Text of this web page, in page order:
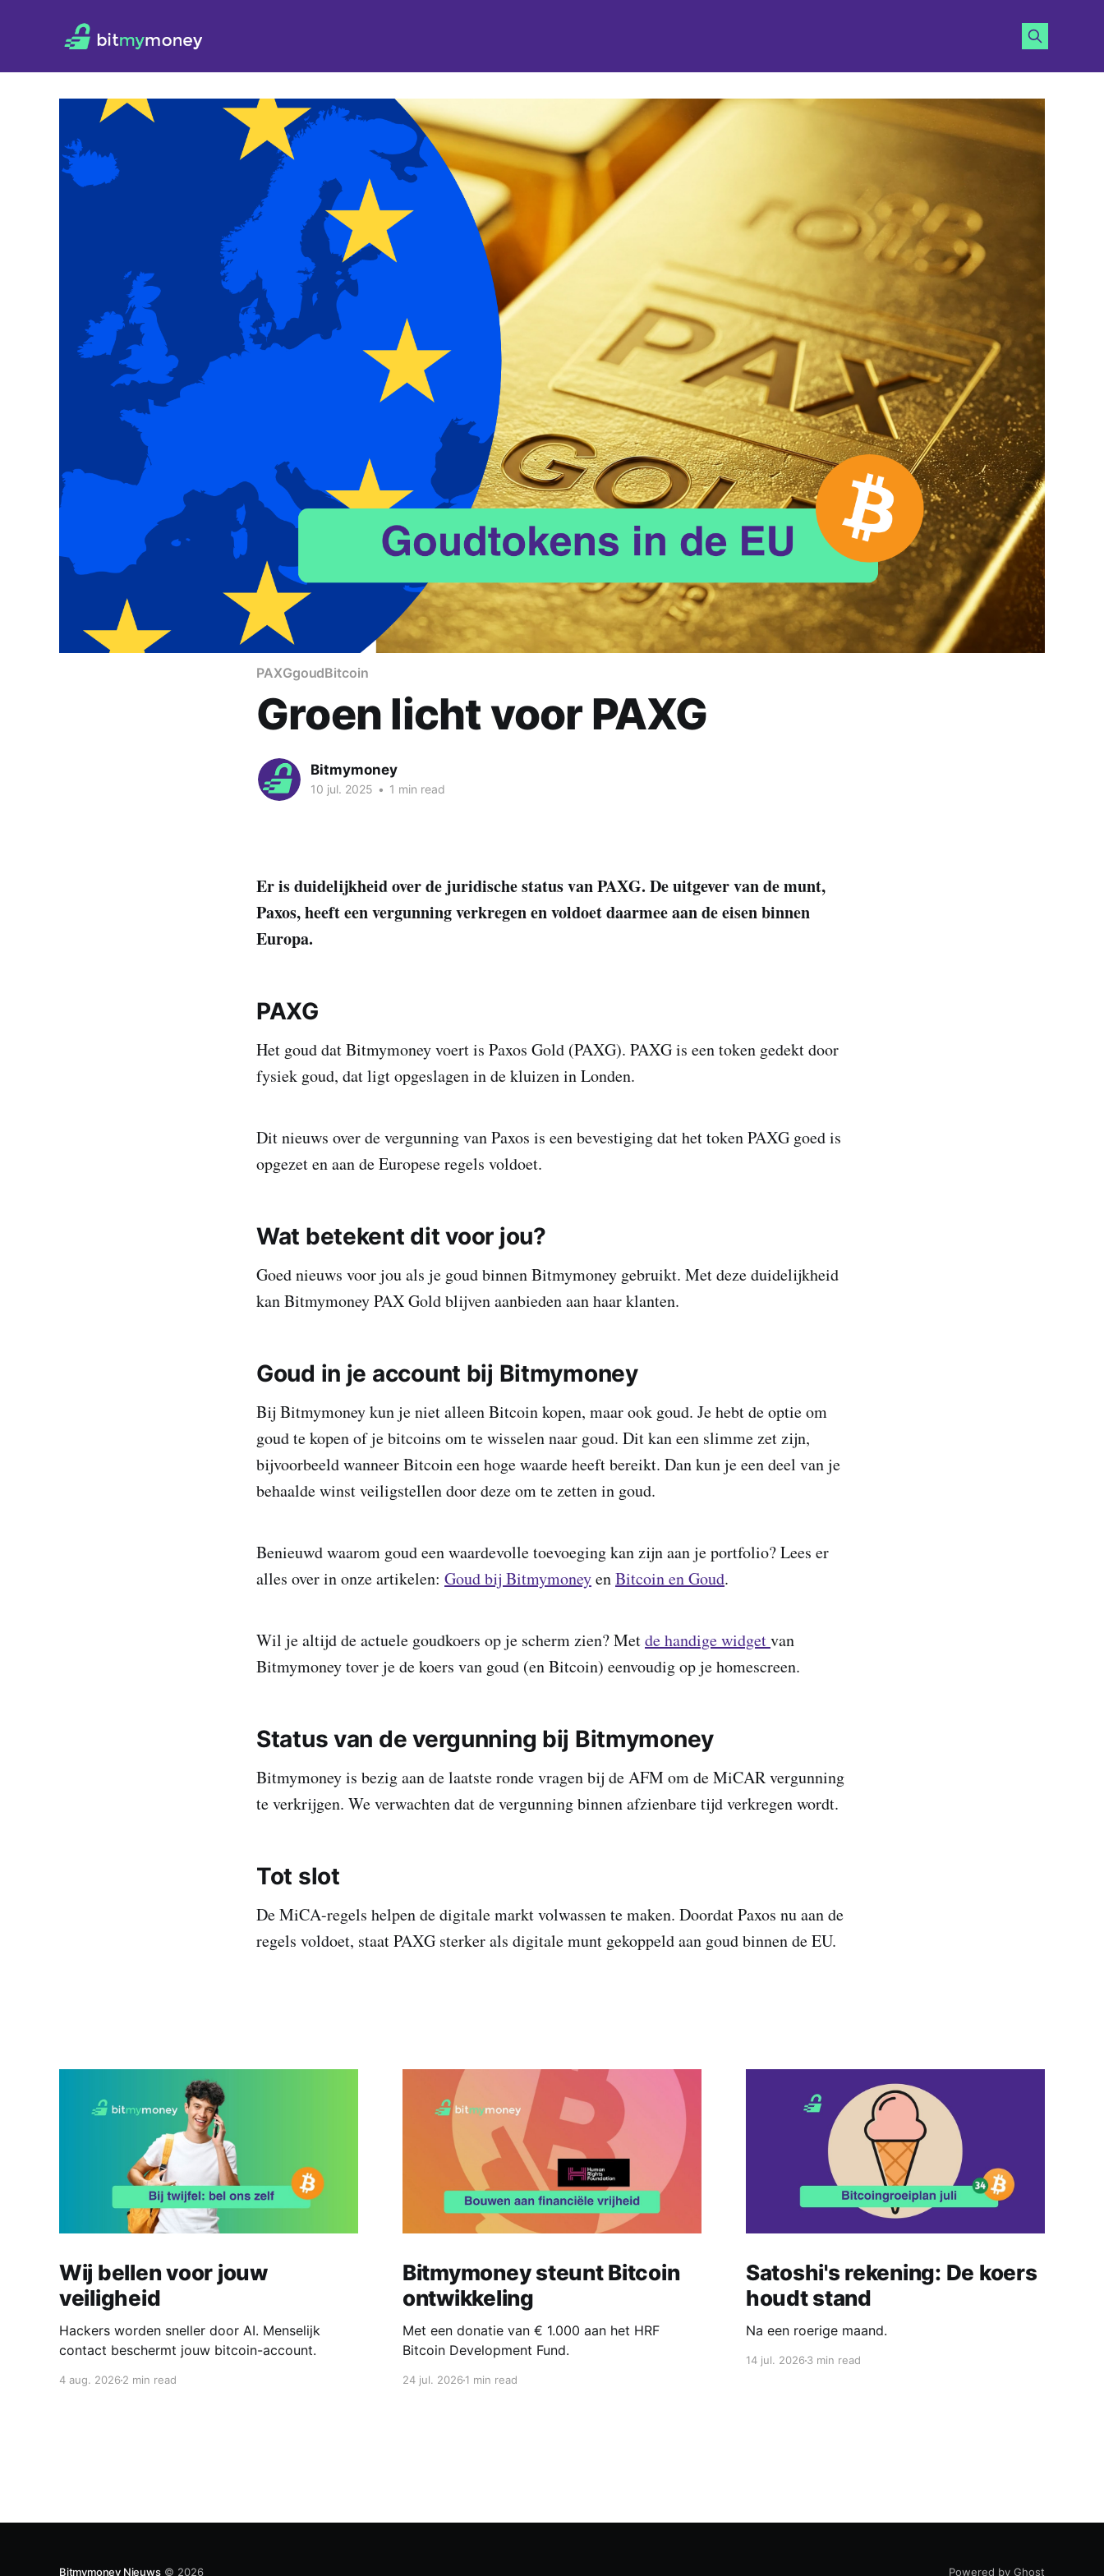
PAXGgoudBitcoin
Groen licht voor PAXG
Bitmymoney
10 jul. 2025 • 1 min read
Er is duidelijkheid over de juridische status van PAXG. De uitgever van de munt,
Paxos, heeft een vergunning verkregen en voldoet daarmee aan de eisen binnen
Europa.
PAXG
Het goud dat Bitmymoney voert is Paxos Gold (PAXG). PAXG is een token gedekt door
fysiek goud, dat ligt opgeslagen in de kluizen in Londen.
Dit nieuws over de vergunning van Paxos is een bevestiging dat het token PAXG goed is
opgezet en aan de Europese regels voldoet.
Wat betekent dit voor jou?
Goed nieuws voor jou als je goud binnen Bitmymoney gebruikt. Met deze duidelijkheid
kan Bitmymoney PAX Gold blijven aanbieden aan haar klanten.
Goud in je account bij Bitmymoney
Bij Bitmymoney kun je niet alleen Bitcoin kopen, maar ook goud. Je hebt de optie om
goud te kopen of je bitcoins om te wisselen naar goud. Dit kan een slimme zet zijn,
bijvoorbeeld wanneer Bitcoin een hoge waarde heeft bereikt. Dan kun je een deel van je
behaalde winst veiligstellen door deze om te zetten in goud.
Benieuwd waarom goud een waardevolle toevoeging kan zijn aan je portfolio? Lees er
alles over in onze artikelen: Goud bij BitmymoneyenBitcoin en Goud.
Wil je altijd de actuele goudkoers op je scherm zien? Metde handige widgetvan
Bitmymoney tover je de koers van goud (en Bitcoin) eenvoudig op je homescreen.
Status van de vergunning bij Bitmymoney
Bitmymoney is bezig aan de laatste ronde vragen bij de AFM om de MiCAR vergunning
te verkrijgen. We verwachten dat de vergunning binnen afzienbare tijd verkregen wordt.
Tot slot
De MiCA-regels helpen de digitale markt volwassen te maken. Doordat Paxos nu aan de
regels voldoet, staat PAXG sterker als digitale munt gekoppeld aan goud binnen de EU.
Wij bellen voor jouw
veiligheid
Hackers worden sneller door AI. Menselijk
contact beschermt jouw bitcoin-account.
4 aug. 2026 2 min read
Bitmymoney steunt Bitcoin
ontwikkeling
Met een donatie van € 1.000 aan het HRF
Bitcoin Development Fund.
24 jul. 20261 min read
Satoshi's rekening: De koers
houdt stand
Na een roerige maand.
14 jul. 20263 min read
Bitmymoney Nieuws© 2026 Powered by Ghost